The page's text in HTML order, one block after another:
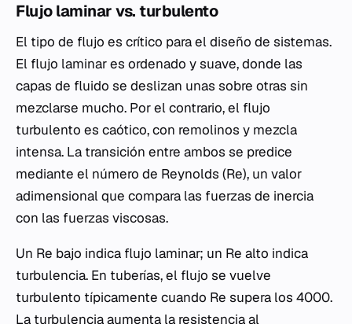
Flujo laminar vs. turbulento
El tipo de flujo es crítico para el diseño de sistemas.
El flujo laminar es ordenado y suave, donde las
capas de fluido se deslizan unas sobre otras sin
mezclarse mucho. Por el contrario, el flujo
turbulento es caótico, con remolinos y mezcla
intensa. La transición entre ambos se predice
mediante el número de Reynolds (Re), un valor
adimensional que compara las fuerzas de inercia
con las fuerzas viscosas.
Un Re bajo indica flujo laminar; un Re alto indica
turbulencia. En tuberías, el flujo se vuelve
turbulento típicamente cuando Re supera los 4000.
La turbulencia aumenta la resistencia al